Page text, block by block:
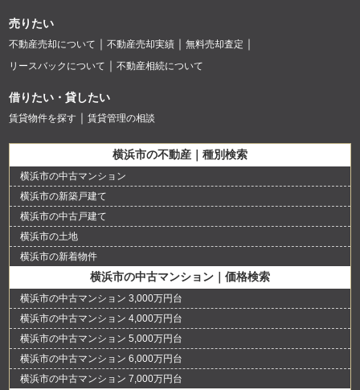
売りたい
不動産売却について 不動産売却実績
無料売却査定
リースバックについて
不動産相続について
借りたい・貸したい
賃貸物件を探す 賃貸管理の相談
横浜市の不動産｜種別検索
横浜市の中古マンション
横浜市の新築戸建て
横浜市の中古戸建て
横浜市の土地
横浜市の新着物件
横浜市の中古マンション｜価格検索
横浜市の中古マンション 3,000万円台
横浜市の中古マンション 4,000万円台
横浜市の中古マンション 5,000万円台
横浜市の中古マンション 6,000万円台
横浜市の中古マンション 7,000万円台